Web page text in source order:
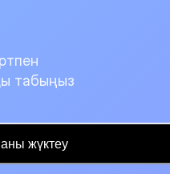
табыңыз
жүктеу